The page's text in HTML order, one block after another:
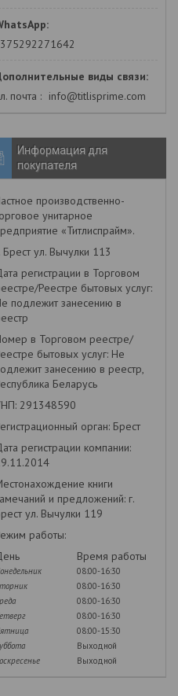
почта info@titlisprime.com
Информация для
покупателя
производственно-
унитарное
«Титлиспрайм».
Брест ул. Вычулки 113
регистрации в Торговом
Реестре бытовых услуг:
подлежит занесению в
в Торговом реестре/
бытовых услуг: Не
занесению в реестр,
Беларусь
291348590
орган: Брест
регистрации компании:
книги
и предложений: г.
ул. Вычулки 119
работы:
Время работы
08:00-16:30
08:00-16:30
08:00-16:30
08:00-16:30
08:00-15:30
Выходной
Выходной